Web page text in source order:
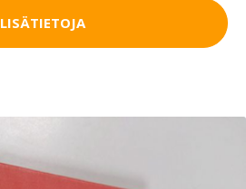
LISÄTIETOJA